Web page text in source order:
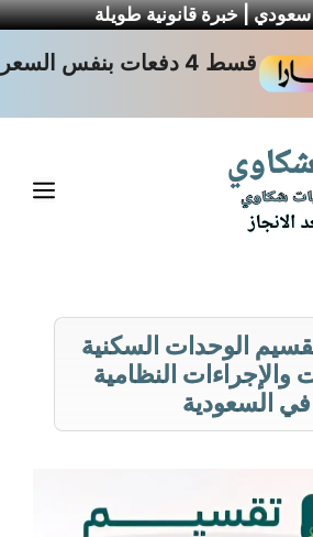
| خبرة قانونية طويلة
قسط 4 دفعات بنفس السعر
الوحدات السكنية
والإجراءات النظامية
في السعودية